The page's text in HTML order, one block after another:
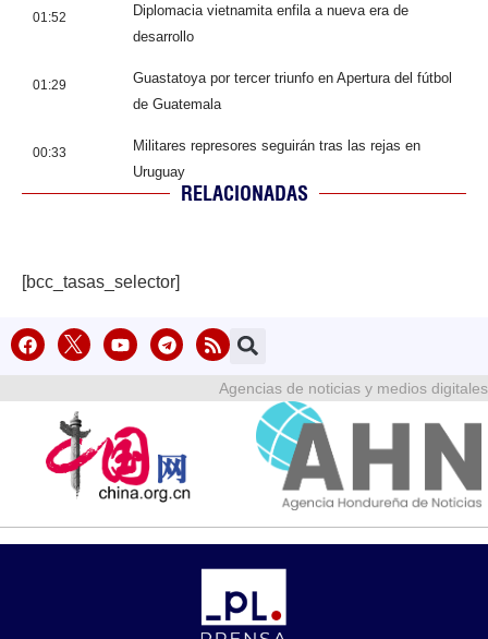
01:52
Diplomacia vietnamita enfila a nueva era de
desarrollo
01:29
Guastatoya por tercer triunfo en Apertura del fútbol
de Guatemala
00:33
Militares represores seguirán tras las rejas en
Uruguay
RELACIONADAS
[bcc_tasas_selector]
Agencias de noticias y medios digitales